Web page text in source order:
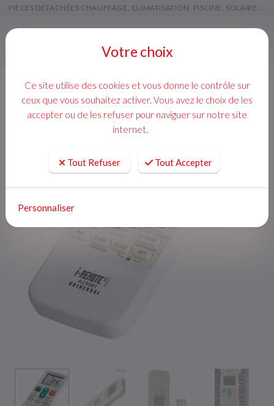
PIÈCES DÉTACHÉES CHAUFFAGE, CLIMATISATION, PISCINE, SOLAIRE ...
Votre choix
Ce site utilise des cookies et vous donne le contrôle sur
ceux que vous souhaitez activer. Vous avez le choix de les
accepter ou de les refuser pour naviguer sur notre site
internet.
Tout Refuser Tout Accepter
Personnaliser